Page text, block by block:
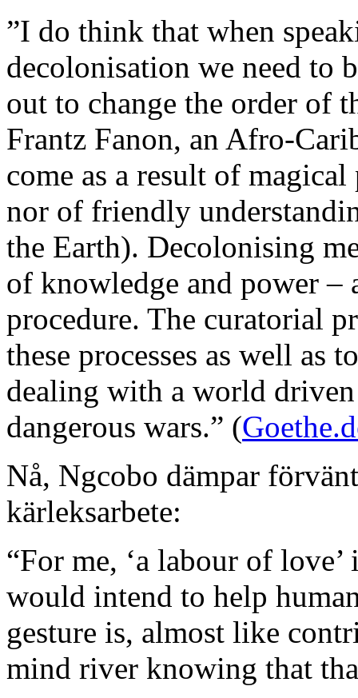
”I do think that when
decolonisation we need to
out to change the order of
Frantz Fanon, an Afro-
come as a result of
nor of friendly
the Earth). Decolonising
of knowledge and power –
procedure. The curatorial
these processes as well as
dealing with a world
dangerous wars.” (
Nå, Ngcobo dämpar
kärleksarbete:
“For me, ‘a labour of
would intend to help
gesture is, almost like
mind river knowing that